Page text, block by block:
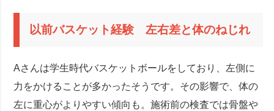
以前バスケット経験 左右差と体のねじれ
Aさんは学生時代バスケットボールをしており、左側に
力をかけることが多かったそうです。その影響で、体の
左に重心がよりやすい傾向も。施術前の検査では骨盤や